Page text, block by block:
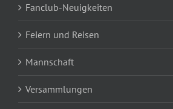
Fanclub-Neuigkeiten
Feiern und Reisen
Mannschaft
Versammlungen